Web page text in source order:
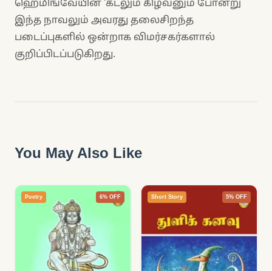
ஹெமிங்வேயின் 'கடலும் கிழவனும் போன்று
இந்த நாவலும் அவரது தலைசிறந்த
படைப்புகளில் ஒன்றாக விமர்சகர்களால்
குறிப்பிடப்படுகிறது.
You May Also Like
Poetry 6% OFF Short Story 5% OFF